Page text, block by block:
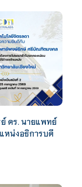
ดร. นายแพทย์
หน่งอธิการบดี